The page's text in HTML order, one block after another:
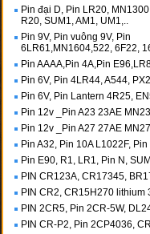
Pin đại D, Pin LR20,
R20, SUM1, AM1, UM1,..
Pin 9V, Pin vuông 9V, Pin
6LR61,MN1604,522, 6F22,
Pin AAAA,Pin 4A,Pin
Pin 6V, Pin 4LR44, A544,
Pin 6V, Pin Lantern 4R25,
Pin 12v _Pin A23 23AE
Pin 12v _Pin A27 27AE
Pin A32, Pin 10A L1022F, Pin
Pin E90, R1, LR1, Pin N,
PIN CR123A, CR17345,
PIN CR2, CR15H270 lithium
PIN 2CR5, Pin 2CR-5W,
PIN CR-P2, Pin 2CP4036,